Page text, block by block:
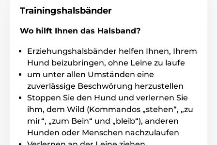
Das Paptpet 630 hat eine lange
Akkulaufzeit und lässt sich schnell
stündigen Ladung voll verfügbar und hält
Anzahl der Hunde:
Mit dem elektronischen
bequem bis zu zwei Hunde gleichzeitig
trainieren. Kaufen Sie einfach einen zusätzlichen
Empfänger. Schalten Sie dann einfach am Sender
zwischen den Hunden um.
Trainingshalsbänder
Wo hilft Ihnen das Halsband?
Erziehungshalsbänder helfen Ihnen, Ihrem
Hund beizubringen, ohne Leine zu laufe
um unter allen Umständen eine
zuverlässige Beschwörung herzustellen
Stoppen Sie den Hund und verlernen Sie
ihm, dem Wild (Kommandos „stehen“, „zu
mir“, „zum Bein“ und „bleib“), anderen
Hunden oder Menschen nachzulaufen